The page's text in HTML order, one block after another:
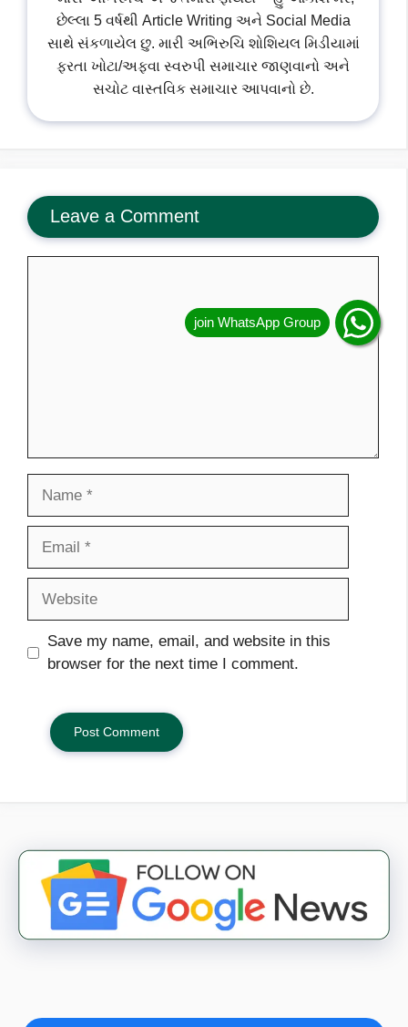
છેલ્લા 5 વર્ષથી Article Writing અને Social Media
સાથે સંકળાયેલ છુ. મારી અભિરુચિ શોશિયલ મિડીયામાં
ફરતા ખોટા/અફવા સ્વરુપી સમાચાર જાણવાનો અને
સચોટ વાસ્તવિક સમાચાર આપવાનો છે.
Leave a Comment
Save my name, email, and website in this
browser for the next time I comment.